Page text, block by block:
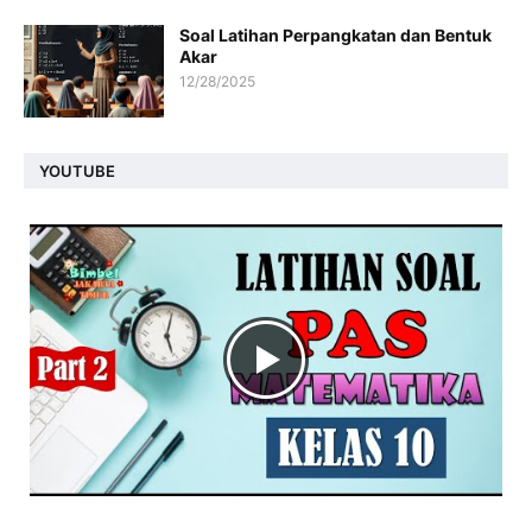
Soal Latihan Perpangkatan dan Bentuk
Akar
12/28/2025
YOUTUBE